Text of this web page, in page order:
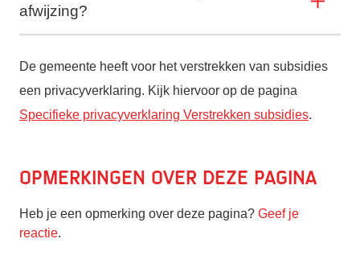
afwijzing?
De gemeente heeft voor het verstrekken van subsidies
een privacyverklaring. Kijk hiervoor op de pagina
Specifieke privacyverklaring Verstrekken subsidies.
Opmerkingen over deze pagina
Heb je een opmerking over deze pagina? Geef je
reactie.